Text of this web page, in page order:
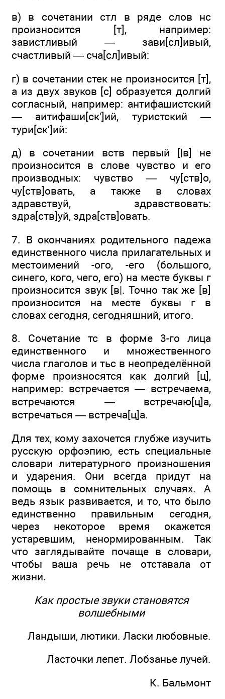
в) в сочетании стл в ряде слов нс
произносится [т], например:
завистливый — зави[сл]ивый,
счастливый — сча[сл]ивый:
г) в сочетании стек не произносится [т],
а из двух звуков [с] образуется долгий
согласный, например: антифашистский
— аитифаши[ск']ий, туристский —
тури[ск']ий:
д) в сочетании вств первый [|в] не
произносится в слове чувство и его
производных: чувство — чу[ств]о,
чу[ств]овать, а также в словах
здравствуй, здравствовать:
здра[ств]уй, здра[ств]овать.
7. В окончаниях родительного падежа
единственного числа прилагательных и
местоимений -ого, -его (большого,
синего, кого, чего, его) на месте буквы г
произносится звук [в|. Точно так же [в]
произносится на месте буквы г в
словах сегодня, сегодняшний, итого.
8. Сочетание тс в форме 3-го лица
единственного и множественного
числа глаголов и тьс в неопределённой
форме произносятся как долгий [ц],
например: встречается — встречаема,
встречаются — встречаю[ц]а,
встречаться — встреча[ц]а.
Для тех, кому захочется глубже изучить
русскую орфоэпию, есть специальные
словари литературного произношения
и ударения. Они всегда придут на
помощь в сомнительных случаях. А
ведь язык развивается, и то, что было
единственно правильным сегодня,
через некоторое время окажется
устаревшим, ненормированным. Так
что заглядывайте почаще в словари,
чтобы ваша речь не отставала от
жизни.
Как простые звуки становятся
волшебными
Ландыши, лютики. Ласки любовные.
Ласточки лепет. Лобзанье лучей.
К. Бальмонт